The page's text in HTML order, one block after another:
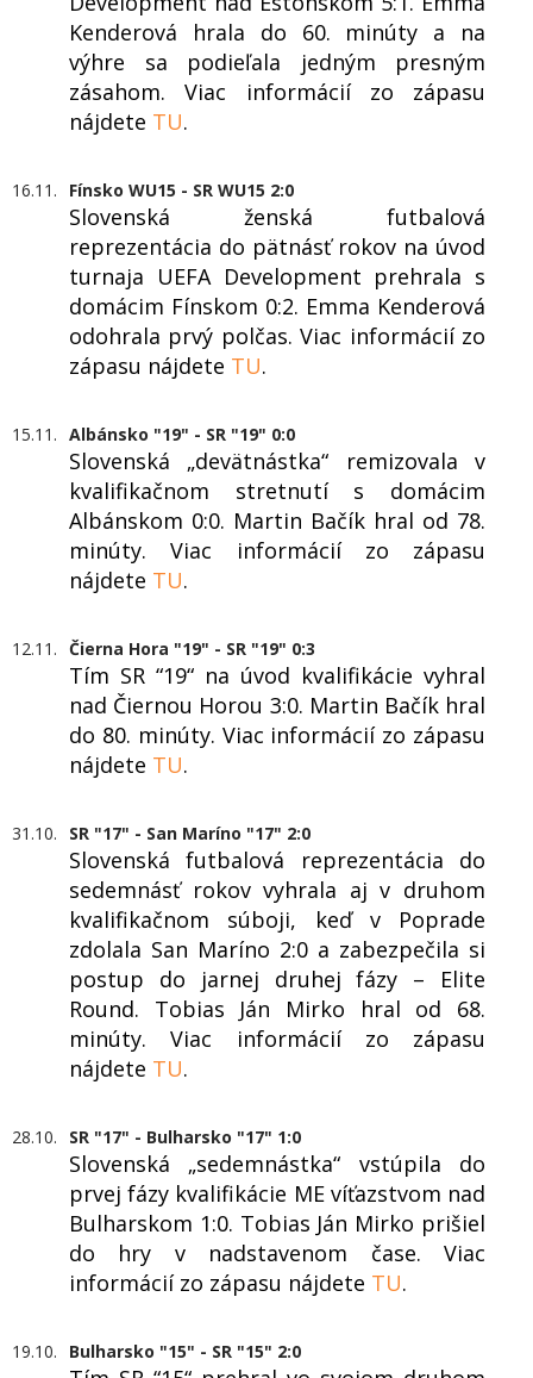
Kenderová hrala do 60. minúty a na
výhre sa podieľala jedným presným
zásahom. Viac informácií zo zápasu
nájdete TU.
16.11. Fínsko WU15 - SR WU15 2:0
Slovenská ženská futbalová
reprezentácia do pätnásť rokov na úvod
turnaja UEFA Development prehrala s
domácim Fínskom 0:2. Emma Kenderová
odohrala prvý polčas. Viac informácií zo
zápasu nájdete TU.
15.11. Albánsko "19" - SR "19" 0:0
Slovenská „devätnástka“ remizovala v
kvalifikačnom stretnutí s domácim
Albánskom 0:0. Martin Bačík hral od 78.
minúty. Viac informácií zo zápasu
nájdete TU.
12.11. Čierna Hora "19" - SR "19" 0:3
Tím SR “19“ na úvod kvalifikácie vyhral
nad Čiernou Horou 3:0. Martin Bačík hral
do 80. minúty. Viac informácií zo zápasu
nájdete TU.
31.10. SR "17" - San Maríno "17" 2:0
Slovenská futbalová reprezentácia do
sedemnásť rokov vyhrala aj v druhom
kvalifikačnom súboji, keď v Poprade
zdolala San Maríno 2:0 a zabezpečila si
postup do jarnej druhej fázy – Elite
Round. Tobias Ján Mirko hral od 68.
minúty. Viac informácií zo zápasu
nájdete TU.
28.10. SR "17" - Bulharsko "17" 1:0
Slovenská „sedemnástka“ vstúpila do
prvej fázy kvalifikácie ME víťazstvom nad
Bulharskom 1:0. Tobias Ján Mirko prišiel
do hry v nadstavenom čase. Viac
informácií zo zápasu nájdete TU.
19.10. Bulharsko "15" - SR "15" 2:0